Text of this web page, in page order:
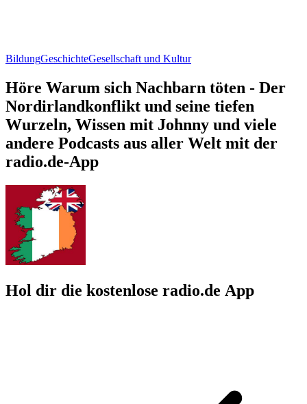
BildungGeschichteGesellschaft und Kultur
Höre Warum sich Nachbarn töten - Der
Nordirlandkonflikt und seine tiefen
Wurzeln, Wissen mit Johnny und viele
andere Podcasts aus aller Welt mit der
radio.de-App
Hol dir die kostenlose radio.de App